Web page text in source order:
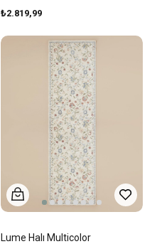
₺2.819,99
Lume Halı Multicolor